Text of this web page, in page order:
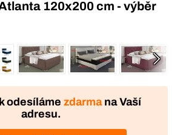
odesíláme zdarmana Vaší
adresu.